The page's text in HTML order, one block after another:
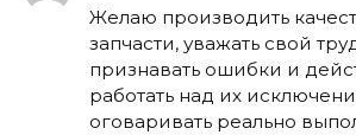
Желаю производить
запчасти, уважать свой
признавать ошибки и
работать над их
оговаривать реально